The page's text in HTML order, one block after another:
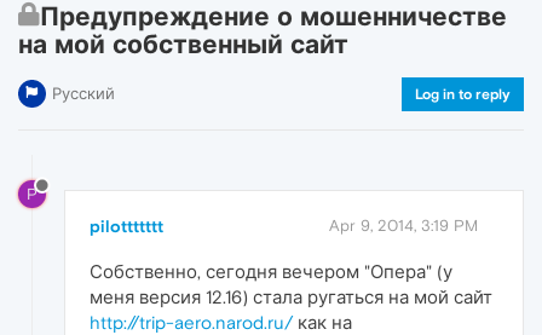
Предупреждение о мошенничестве
на мой собственный сайт
Русский Log in to reply
P
pilottttttt Apr 9, 2014, 3:19 PM
Собственно, сегодня вечером "Опера" (у
меня версия 12.16) стала ругаться на мой сайт
http://trip-aero.narod.ru/как на